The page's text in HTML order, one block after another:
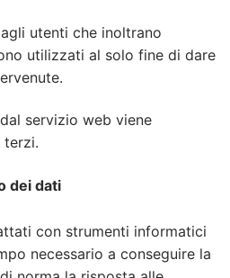
utenti che inoltrano
utilizzati al solo fine di dare
servizio web viene
terzi.
dei dati
con strumenti informatici
necessario a conseguire la